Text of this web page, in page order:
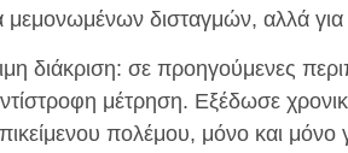
μεμονωμένων δισταγμών, αλλά
διάκριση: σε προηγούμενες
μέτρηση. Εξέδωσε
πολέμου, μόνο και μόνο